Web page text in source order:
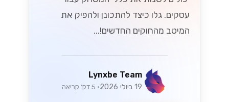
Cloud API
לעסקים בישראל
את כללי המשחק לעסקים בישראל! עם
הזדמנויות חדשות ליצירת קשר עם לקוחות,